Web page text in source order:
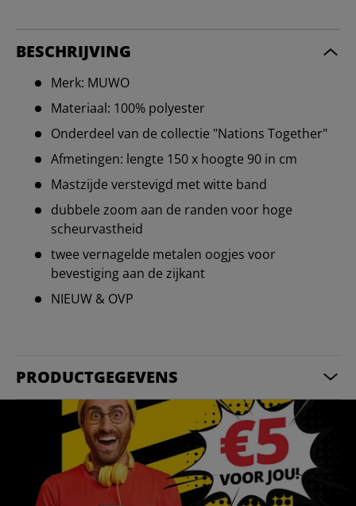
BESCHRIJVING
Merk: MUWO
Materiaal: 100% polyester
Onderdeel van de collectie "Nations Together"
Afmetingen: lengte 150 x hoogte 90 in cm
Mastzijde verstevigd met witte band
dubbele zoom aan de randen voor hoge
scheurvastheid
twee vernagelde metalen oogjes voor
bevestiging aan de zijkant
NIEUW & OVP
PRODUCTGEGEVENS